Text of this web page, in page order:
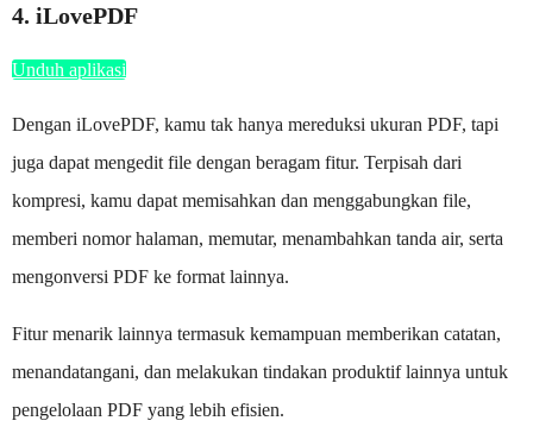
4. iLovePDF
Unduh aplikasi
Dengan iLovePDF, kamu tak hanya mereduksi ukuran PDF, tapi
juga dapat mengedit file dengan beragam fitur. Terpisah dari
kompresi, kamu dapat memisahkan dan menggabungkan file,
memberi nomor halaman, memutar, menambahkan tanda air, serta
mengonversi PDF ke format lainnya.
Fitur menarik lainnya termasuk kemampuan memberikan catatan,
menandatangani, dan melakukan tindakan produktif lainnya untuk
pengelolaan PDF yang lebih efisien.